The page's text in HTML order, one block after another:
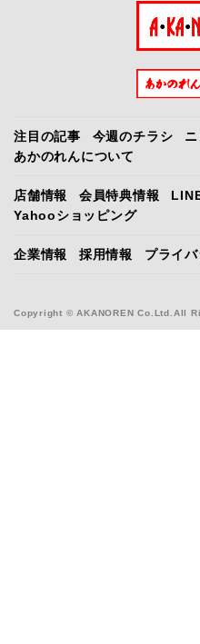
Copyright © AKANOREN Co.Ltd.All
注目の記事 今週のチラシ
あかのれんについて
店舗情報 会員特典情報
Yahooショッピング
企業情報 採用情報 プライ